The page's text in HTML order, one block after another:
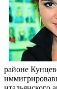
районе